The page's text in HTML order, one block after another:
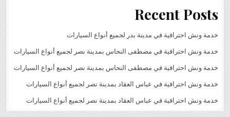
Recent Posts
خدمة ونش احترافية في مدينة بدر لجميع أنواع السيارات
خدمة ونش احترافية في مصطفى النحاس بمدينة نصر لجميع أنواع السيارات
خدمة ونش احترافية في مصطفى النحاس بمدينة نصر لجميع أنواع السيارات
خدمة ونش احترافية في عباس العقاد بمدينة نصر لجميع أنواع السيارات
خدمة ونش احترافية في عباس العقاد بمدينة نصر لجميع أنواع السيارات